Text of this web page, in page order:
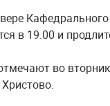
в 19.00 и
во